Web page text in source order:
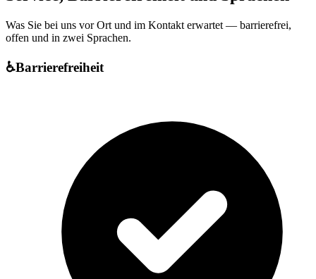
Was Sie bei uns vor Ort und im Kontakt erwartet — barrierefrei,
offen und in zwei Sprachen.
♿Barrierefreiheit